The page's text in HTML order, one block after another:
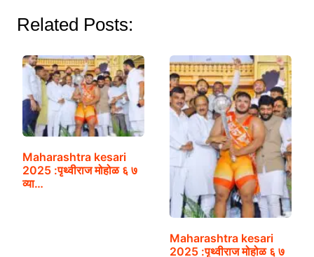
Related Posts:
Maharashtra kesari
2025 :पृथ्वीराज मोहोळ ६ ७
व्या…
Maharashtra kesari
2025 :पृथ्वीराज मोहोळ ६ ७